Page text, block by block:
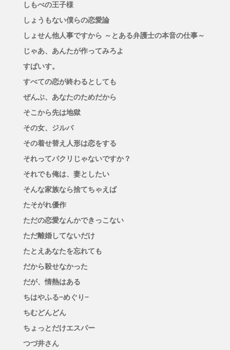
しもべの王子様
しょうもない僕らの恋愛論
しょせん他人事ですから ～とある弁護士の本音の仕事～
じゃあ、あんたが作ってみろよ
すぱいす。
すべての恋が終わるとしても
ぜんぶ、あなたのためだから
そこから先は地獄
その女、ジルバ
その着せ替え人形は恋をする
それってパクリじゃないですか？
それでも俺は、妻としたい
そんな家族なら捨てちゃえば
たそがれ優作
ただの恋愛なんかできっこない
ただ離婚してないだけ
たとえあなたを忘れても
だから殺せなかった
だが、情熱はある
ちはやふる−めぐり−
ちむどんどん
ちょっとだけエスパー
つづ井さん